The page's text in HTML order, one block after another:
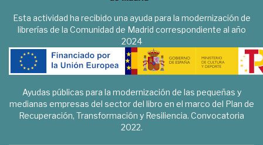
Esta actividad ha recibido una ayuda para la modernización de
librerías de la Comunidad de Madrid correspondiente al año
2024
Ayudas públicas para la modernización de las pequeñas y
medianas empresas del sector del libro en el marco del Plan de
Recuperación, Transformación y Resiliencia. Convocatoria
2022.